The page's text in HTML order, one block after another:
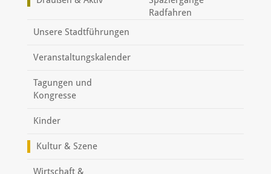
Radfahren
Unsere Stadtführungen
Veranstaltungskalender
Tagungen und
Kongresse
Kinder
Kultur & Szene
Wirtschaft &